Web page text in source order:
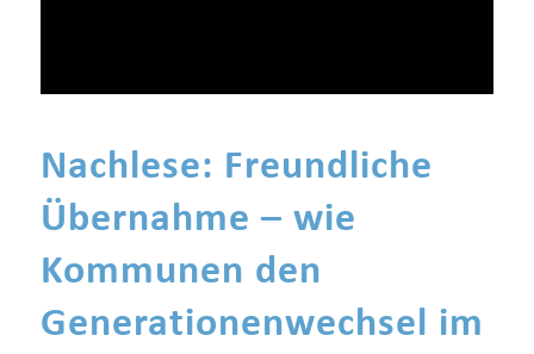
Nachlese: Freundliche
Übernahme – wie
Kommunen den
Generationenwechsel im